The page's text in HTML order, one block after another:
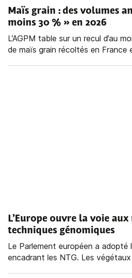
Maïs grain : des volumes
moins 30 % » en 2026
L’AGPM table sur un recul d’au
de maïs grain récoltés en France
L’Europe ouvre la voie
techniques génomiques
Le Parlement européen a adopté
encadrant les NTG. Les végétaux